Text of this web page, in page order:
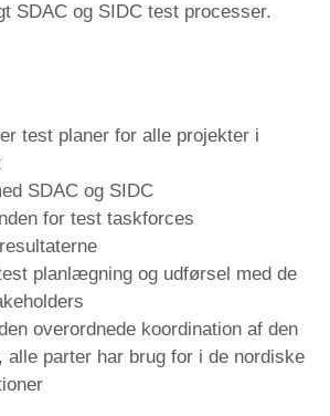
SDAC og SIDC test processer.
test planer for alle projekter i
SDAC og SIDC
for test taskforces
planlægning og udførsel med de
overordnede koordination af den
alle parter har brug for i de nordiske